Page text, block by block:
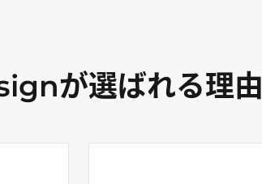
が選ばれる理由